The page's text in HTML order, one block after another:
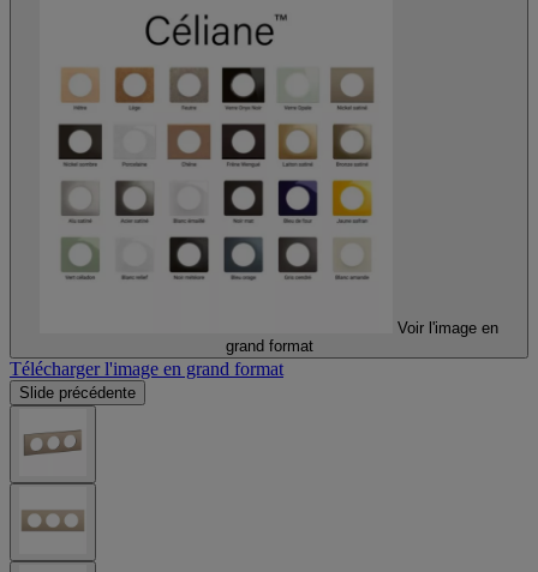
Voir l'image en
grand format
Télécharger l'image en grand format
Slide précédente